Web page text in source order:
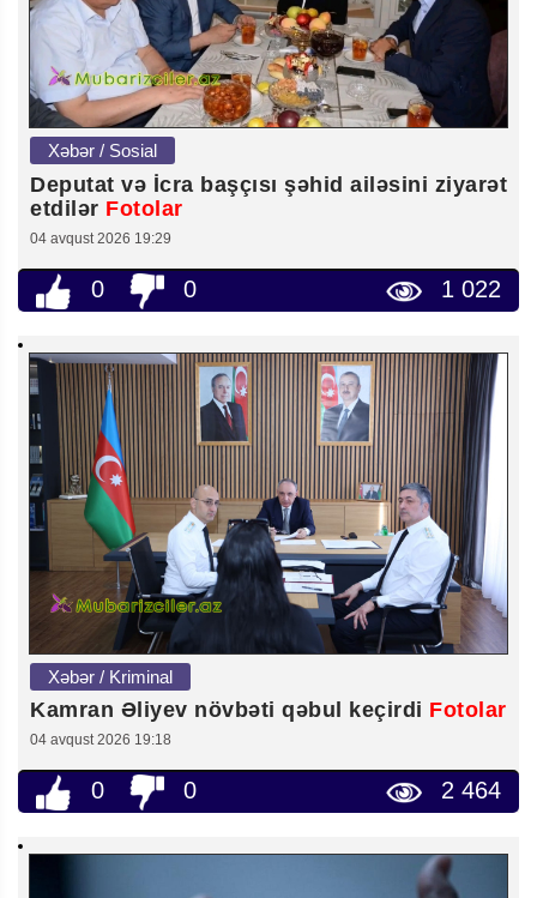
Xəbər / Sosial
Deputat və İcra başçısı şəhid ailəsini ziyarət
etdilər Fotolar
04 avqust 2026 19:29
0 0 1 022
Xəbər / Kriminal
Kamran Əliyev növbəti qəbul keçirdi Fotolar
04 avqust 2026 19:18
0 0 2 464